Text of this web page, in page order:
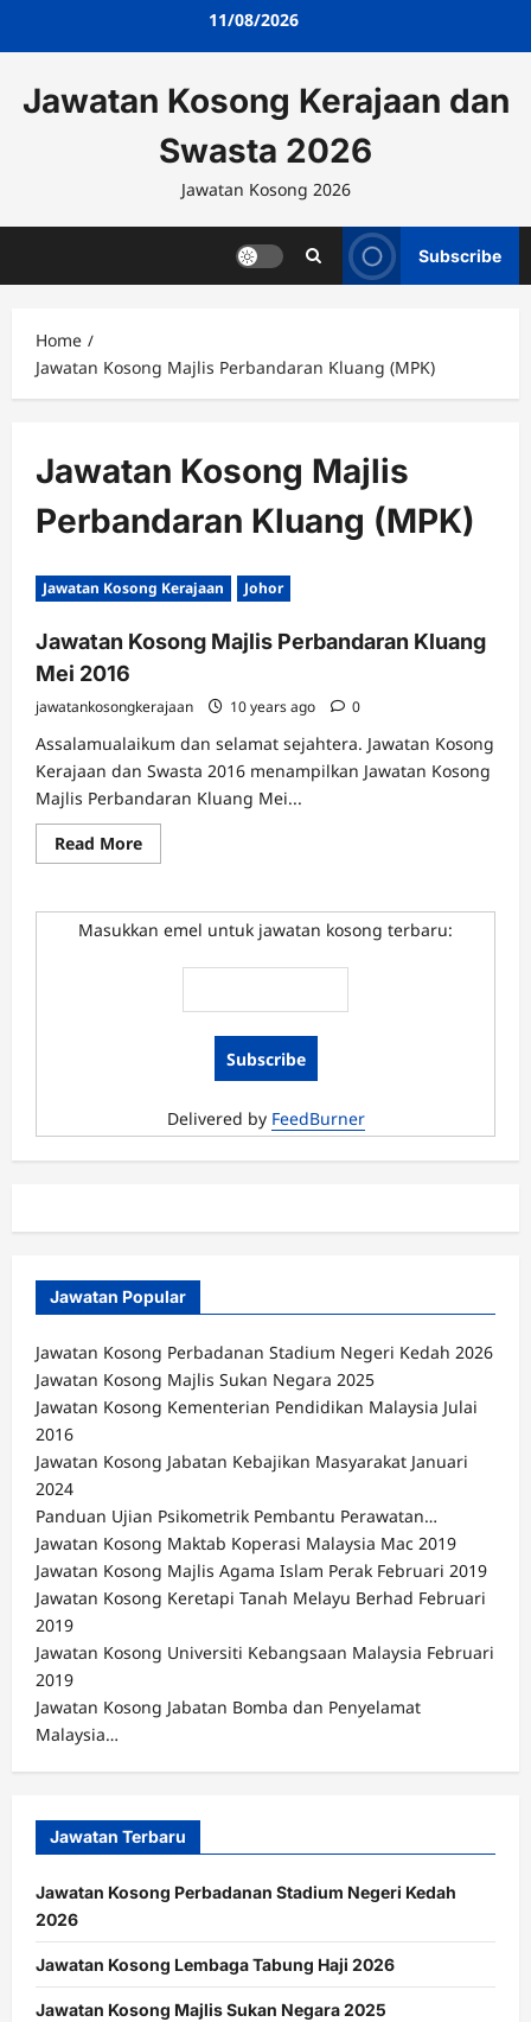
11/08/2026
Jawatan Kosong Kerajaan dan
Swasta 2026
Jawatan Kosong 2026
Subscribe
Home
Jawatan Kosong Majlis Perbandaran Kluang (MPK)
Jawatan Kosong Majlis
Perbandaran Kluang (MPK)
Jawatan Kosong Kerajaan Johor
Jawatan Kosong Majlis Perbandaran Kluang
Mei 2016
jawatankosongkerajaan 10 years ago 0
Assalamualaikum dan selamat sejahtera. Jawatan Kosong
Kerajaan dan Swasta 2016 menampilkan Jawatan Kosong
Majlis Perbandaran Kluang Mei...
Read MoreRead
more
Kosong
Majlis
Perbandaran
Masukkan emel untuk jawatan kosong terbaru:
Delivered by FeedBurner
Jawatan Popular
Jawatan Kosong Perbadanan Stadium Negeri Kedah 2026
Jawatan Kosong Majlis Sukan Negara 2025
Jawatan Kosong Kementerian Pendidikan Malaysia Julai
2016
Jawatan Kosong Jabatan Kebajikan Masyarakat Januari
2024
Panduan Ujian Psikometrik Pembantu Perawatan…
Jawatan Kosong Maktab Koperasi Malaysia Mac 2019
Jawatan Kosong Majlis Agama Islam Perak Februari 2019
Jawatan Kosong Keretapi Tanah Melayu Berhad Februari
2019
Jawatan Kosong Universiti Kebangsaan Malaysia Februari
2019
Jawatan Kosong Jabatan Bomba dan Penyelamat
Malaysia…
Jawatan Terbaru
Jawatan Kosong Perbadanan Stadium Negeri Kedah
2026
Jawatan Kosong Lembaga Tabung Haji 2026
Jawatan Kosong Majlis Sukan Negara 2025